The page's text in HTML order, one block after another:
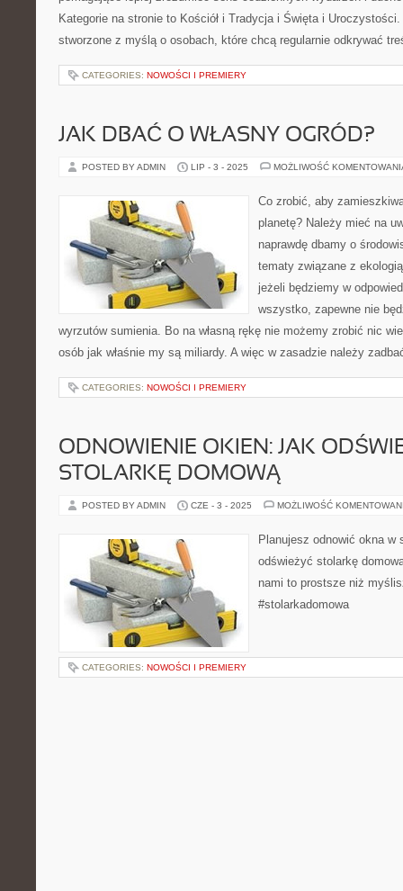
Kategorie na stronie to Kościół i Tradycja i Święta i
stworzone z myślą o osobach, które chcą regularnie odkrywać
CATEGORIES: NOWOŚCI I PREMIERY
JAK DBAĆ O WŁASNY OGRÓD?
POSTED BY ADMIN LIP - 3 - 2025 MOŻLIWOŚĆ
Co zrobić, aby
planetę? Należy mieć na
naprawdę dbamy o
tematy związane z
jeżeli będziemy w
wszystko, zapewne nie
wyrzutów sumienia. Bo na własną rękę nie możemy zrobić nic
osób jak właśnie my są miliardy. A więc w zasadzie należy
CATEGORIES: NOWOŚCI I PREMIERY
ODNOWIENIE OKIEN: JAK
STOLARKĘ DOMOWĄ
POSTED BY ADMIN CZE - 3 - 2025 MOŻLIWOŚĆ
Planujesz odnowić okna w
odświeżyć stolarkę
nami to prostsze niż
#stolarkadomowa
CATEGORIES: NOWOŚCI I PREMIERY